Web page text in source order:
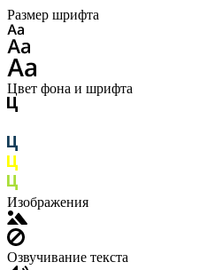
Размер шрифта
Цвет фона и шрифта
Изображения
Озвучивание текста